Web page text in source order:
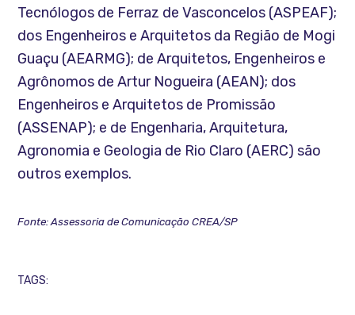
Tecnólogos de Ferraz de Vasconcelos (ASPEAF);
dos Engenheiros e Arquitetos da Região de Mogi
Guaçu (AEARMG); de Arquitetos, Engenheiros e
Agrônomos de Artur Nogueira (AEAN); dos
Engenheiros e Arquitetos de Promissão
(ASSENAP); e de Engenharia, Arquitetura,
Agronomia e Geologia de Rio Claro (AERC) são
outros exemplos.
Fonte: Assessoria de Comunicação CREA/SP
TAGS: